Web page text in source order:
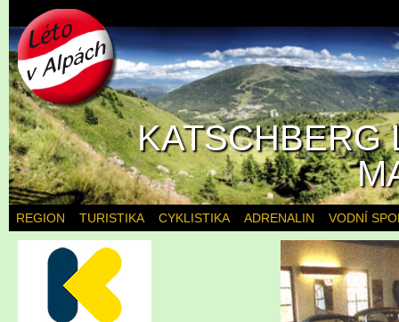
REGION TURISTIKA CYKLISTIKA ADRENALIN VODNÍ
KATSCHBERG